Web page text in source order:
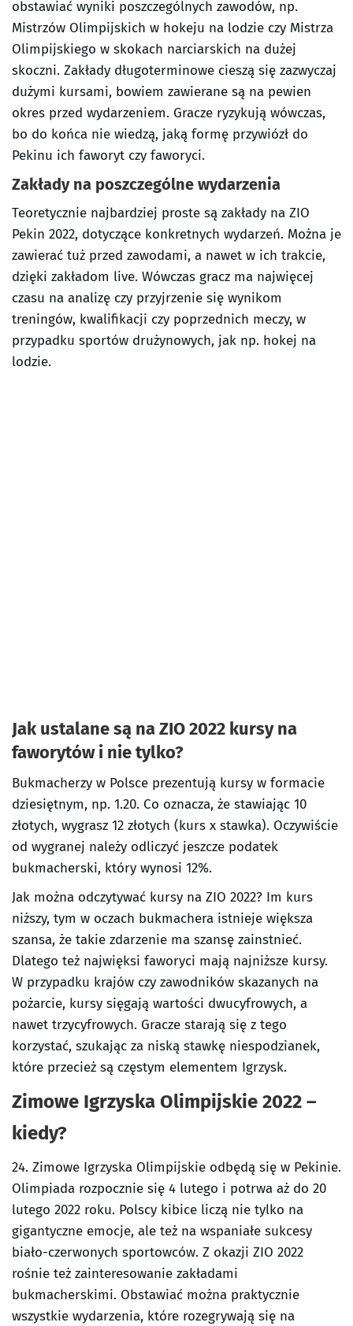
obstawiać wyniki poszczególnych zawodów, np.
Mistrzów Olimpijskich w hokeju na lodzie czy Mistrza
Olimpijskiego w skokach narciarskich na dużej
skoczni. Zakłady długoterminowe cieszą się zazwyczaj
dużymi kursami, bowiem zawierane są na pewien
okres przed wydarzeniem. Gracze ryzykują wówczas,
bo do końca nie wiedzą, jaką formę przywiózł do
Pekinu ich faworyt czy faworyci.
Zakłady na poszczególne wydarzenia
Teoretycznie najbardziej proste są zakłady na ZIO
Pekin 2022, dotyczące konkretnych wydarzeń. Można je
zawierać tuż przed zawodami, a nawet w ich trakcie,
dzięki zakładom live. Wówczas gracz ma najwięcej
czasu na analizę czy przyjrzenie się wynikom
treningów, kwalifikacji czy poprzednich meczy, w
przypadku sportów drużynowych, jak np. hokej na
lodzie.
Jak ustalane są na ZIO 2022 kursy na
faworytów i nie tylko?
Bukmacherzy w Polsce prezentują kursy w formacie
dziesiętnym, np. 1.20. Co oznacza, że stawiając 10
złotych, wygrasz 12 złotych (kurs x stawka). Oczywiście
od wygranej należy odliczyć jeszcze podatek
bukmacherski, który wynosi 12%.
Jak można odczytywać kursy na ZIO 2022? Im kurs
niższy, tym w oczach bukmachera istnieje większa
szansa, że takie zdarzenie ma szansę zainstnieć.
Dlatego też najwięksi faworyci mają najniższe kursy.
W przypadku krajów czy zawodników skazanych na
pożarcie, kursy sięgają wartości dwucyfrowych, a
nawet trzycyfrowych. Gracze starają się z tego
korzystać, szukając za niską stawkę niespodzianek,
które przecież są częstym elementem Igrzysk.
Zimowe Igrzyska Olimpijskie 2022 –
kiedy?
24. Zimowe Igrzyska Olimpijskie odbędą się w Pekinie.
Olimpiada rozpocznie się 4 lutego i potrwa aż do 20
lutego 2022 roku. Polscy kibice liczą nie tylko na
gigantyczne emocje, ale też na wspaniałe sukcesy
biało-czerwonych sportowców. Z okazji ZIO 2022
rośnie też zainteresowanie zakładami
bukmacherskimi. Obstawiać można praktycznie
wszystkie wydarzenia, które rozegrywają się na